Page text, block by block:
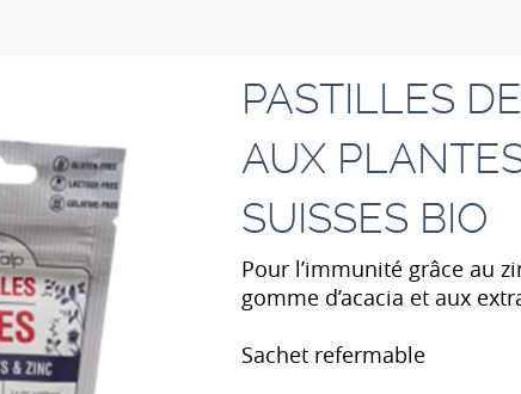
PASTILLES
AUX
SUISSES BIO
Pour l’immunité grâce au
gomme d’acacia et aux
Sachet refermable